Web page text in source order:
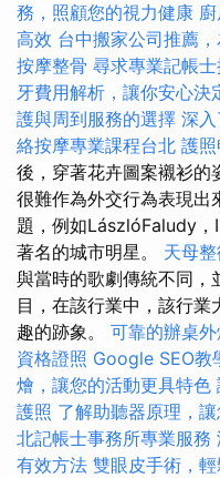
務，照顧您的視力健康
高效 台中搬家公司推薦
按摩整骨 尋求專業記帳
牙費用解析，讓你安心決
護與周到服務的選擇 深
絡按摩專業課程台北 護
後，穿著花卉圖案襯衫
很難作為外交行為表現出
題，例如LászlóFaludy
著名的城市明星。 天母
與當時的歌劇傳統不同，
目，在該行業中，該行
趣的跡象。 可靠的辦桌
資格證照 Google SEO教
燴，讓您的活動更具特色
護照 了解助聽器原理，
北記帳士事務所專業服務
有效方法 雙眼皮手術，